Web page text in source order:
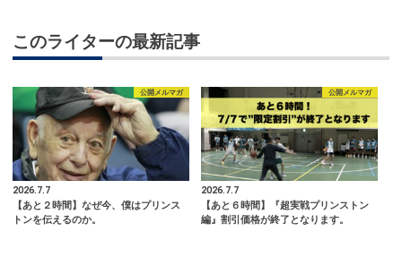
このライターの最新記事
公開メルマガ
2026.7.7
【あと２時間】なぜ今、僕はプリンス
トンを伝えるのか。
公開メルマガ
2026.7.7
【あと６時間】『超実戦プリンストン
編』割引価格が終了となります。